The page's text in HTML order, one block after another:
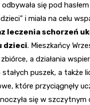
się pod
i miała na celu
leczenia schorzeń
dzieci. Mieszkańcy
a działania
puszek, a także
które przyciągnęły
się w szczytnym